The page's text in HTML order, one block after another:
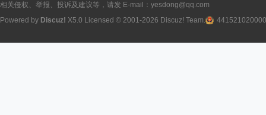
相关侵权、举报、投诉及建议等，请发 E-mail：yesdong@qq.com
Powered by Discuz! X5.0 Licensed © 2001-2026 Discuz! Team.